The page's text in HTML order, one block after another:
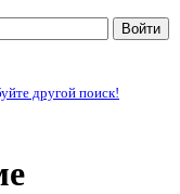
Войти
другой поиск!